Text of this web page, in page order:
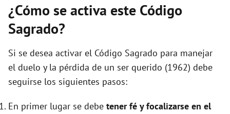
¿Cómo se activa este Código
Sagrado?
Si se desea activar el Código Sagrado para manejar
el duelo y la pérdida de un ser querido (1962) debe
seguirse los siguientes pasos:
En primer lugar se debe tener fé y focalizarse en el